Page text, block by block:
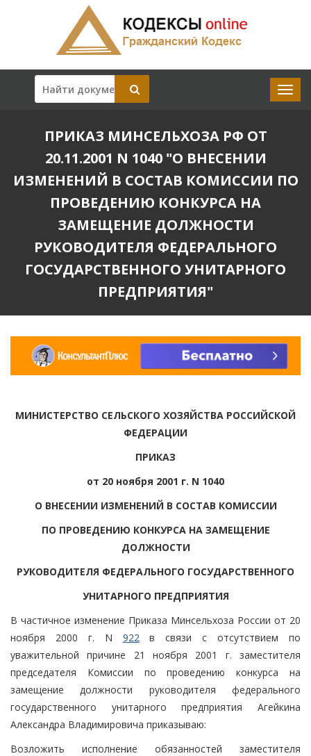
ПРИКАЗ МИНСЕЛЬХОЗА РФ ОТ
20.11.2001 N 1040 "О ВНЕСЕНИИ
ИЗМЕНЕНИЙ В СОСТАВ КОМИССИИ ПО
ПРОВЕДЕНИЮ КОНКУРСА НА
ЗАМЕЩЕНИЕ ДОЛЖНОСТИ
РУКОВОДИТЕЛЯ ФЕДЕРАЛЬНОГО
ГОСУДАРСТВЕННОГО УНИТАРНОГО
ПРЕДПРИЯТИЯ"
МИНИСТЕРСТВО СЕЛЬСКОГО ХОЗЯЙСТВА РОССИЙСКОЙ
ФЕДЕРАЦИИ
ПРИКАЗ
от 20 ноября 2001 г. N 1040
О ВНЕСЕНИИ ИЗМЕНЕНИЙ В СОСТАВ КОМИССИИ
ПО ПРОВЕДЕНИЮ КОНКУРСА НА ЗАМЕЩЕНИЕ
ДОЛЖНОСТИ
РУКОВОДИТЕЛЯ ФЕДЕРАЛЬНОГО ГОСУДАРСТВЕННОГО
УНИТАРНОГО ПРЕДПРИЯТИЯ
В частичное изменение Приказа Минсельхоза России от 20
ноября 2000 г. N 922 в связи с отсутствием по
уважительной причине 21 ноября 2001 г. заместителя
председателя Комиссии по проведению конкурса на
замещение должности руководителя федерального
государственного унитарного предприятия Агейкина
Александра Владимировича приказываю:
Возложить исполнение обязанностей заместителя